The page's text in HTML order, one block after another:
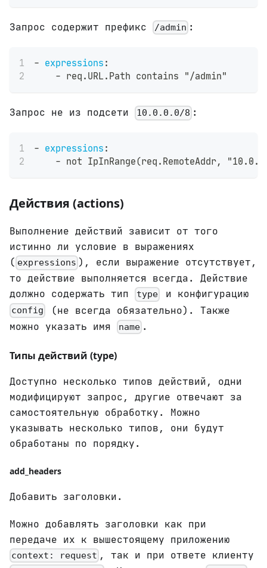
Запрос содержит префикс /admin :
- expressions :
- req.URL.Path contains "/admin"
Запрос не из подсети 10.0.0.0/8 :
- expressions :
- not IpInRange(req.RemoteAddr,
Действия (actions)
Выполнение действий зависит от того
истинно ли условие в выражениях
( expressions ), если выражение отсутствует,
то действие выполняется всегда. Действие
должно содержать тип
type и конфигурацию
config
(не всегда обязательно). Также
можно указать имя
name .
Типы действий (type)
Доступно несколько типов действий, одни
модифицируют запрос, другие отвечают за
самостоятельную обработку. Можно
указывать несколько типов, они будут
обработаны по порядку.
add_headers
Добавить заголовки.
Можно добавлять заголовки как при
передаче их к вышестоящему приложению
context: request , так и при ответе клиенту